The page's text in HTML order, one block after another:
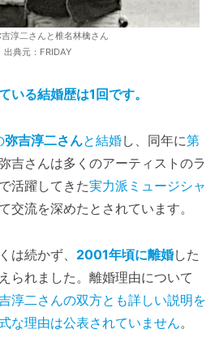
淳二さんと椎名林檎さん
出典元：FRIDAY
いる結婚歴は1回です。
弥吉淳二さんと結婚し、同年に第
吉さんは多くのアーティストのラ
活躍してきた実力派ミュージシャ
交流を深めたとされています。
は続かず、 2001年頃に離婚した
られました。離婚理由について
淳二さんの双方とも詳しい説明を
な理由は公表されていません。